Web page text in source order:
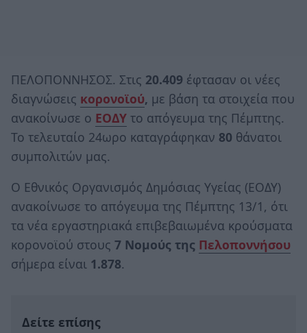
ΠΕΛΟΠΟΝΝΗΣΟΣ. Στις 20.409 έφτασαν οι νέες
διαγνώσεις κορονοϊού, με βάση τα στοιχεία που
ανακοίνωσε ο ΕΟΔΥ το απόγευμα της Πέμπτης.
Το τελευταίο 24ωρο καταγράφηκαν 80 θάνατοι
συμπολιτών μας.
Ο Εθνικός Οργανισμός Δημόσιας Υγείας (ΕΟΔΥ)
ανακοίνωσε το απόγευμα της Πέμπτης 13/1, ότι
τα νέα εργαστηριακά επιβεβαιωμένα κρούσματα
κορονοϊού στους 7 Νομούς της Πελοποννήσου
σήμερα είναι 1.878.
Δείτε επίσης